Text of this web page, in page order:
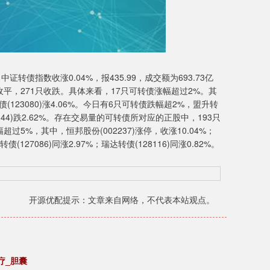
转债指数收涨0.04%，报435.99，成交额为693.73亿
，271只收跌。具体来看，17只可转债涨幅超过2%。其
涨4.06%。今日有6只可转债跌幅超2%，盟升转
跌2.62%。存在交易量的可转债所对应的正股中，193只
过5%，其中，恒邦股份(002237)涨停，收涨10.04%；
(127086)同涨2.97%；瑞达转债(128116)同涨0.82%。
开源优配提示：文章来自网络，不代表本站观点。
_胆囊